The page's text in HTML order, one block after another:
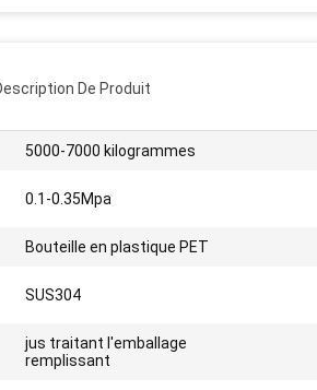
De Produit
5000-7000 kilogrammes
0.1-0.35Mpa
Bouteille en plastique PET
SUS304
jus traitant l'emballage
remplissant